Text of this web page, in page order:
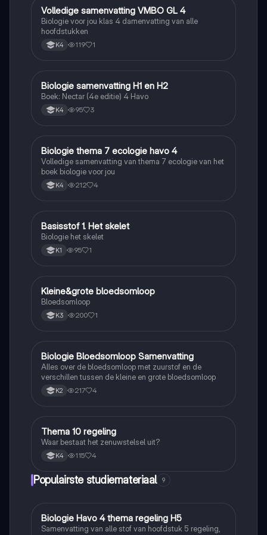
Biologie
Volledige samenvatting VMBO GL 4
Biologie voor jou klas 4 damenvatting van alle
hoofdstukken
K4 119 1
Biologie
Biologie samenvatting H1 en H2
Boek: Nectar (4e editie) 4 Havo
K4 95 3
Biologie
Biologie thema 7 ecologie havo 4
Volledige samenvatting van thema 7 ecologie van het
boek biologie voor jou
K4 212 4
Biologie
Basisstof 1. Het skelet
Biologie het skelet
K1 95 1
Biologie
Kleine&grote bloedsomloop
Bloedsomloop
K3 200 1
Biologie
Biologie Bloedsomloop Samenvatting
Alles over de bloedsomloop met zuurstof en de
verschillen tussen de kleine en grote bloedsomloop
K2 217 4
Biologie
Thema 10 regeling
Waar bestaat het zenuwstelsel uit?
K4 115 4
Populairste studiemateriaal 9
Biologie
Biologie Havo 4 thema regeling H5
Samenvatting van alle stof van hoofdstuk 5 regeling,